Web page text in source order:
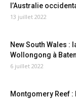
l’Australie
13 juillet 2022
New South Wales :
Wollongong à
6 juillet 2022
Montgomery Reef